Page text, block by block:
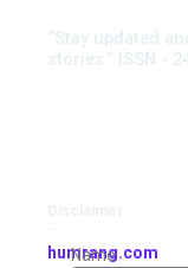
“Stay updated
stories.” ISSN -
humrang.com
Name